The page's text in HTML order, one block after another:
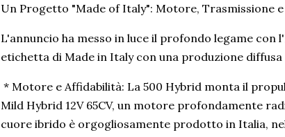
Un Progetto "Made of Italy": Motore, Trasmissione e
L'annuncio ha messo in luce il profondo legame con
etichetta di Made in Italy con una produzione
* Motore e Affidabilità: La 500 Hybrid monta il
Mild Hybrid 12V 65CV, un motore profondamente
cuore ibrido è orgogliosamente prodotto in Italia,